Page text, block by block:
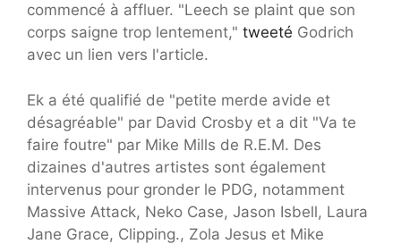
commencé à affluer. "Leech se plaint que son
corps saigne trop lentement," tweeté Godrich
avec un lien vers l'article.
Ek a été qualifié de "petite merde avide et
désagréable" par David Crosby et a dit "Va te
faire foutre" par Mike Mills de R.E.M. Des
dizaines d'autres artistes sont également
intervenus pour gronder le PDG, notamment
Massive Attack, Neko Case, Jason Isbell, Laura
Jane Grace, Clipping., Zola Jesus et Mike